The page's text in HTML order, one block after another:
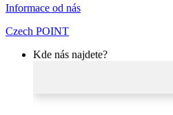
Informace od nás
Czech POINT
Kde nás najdete?